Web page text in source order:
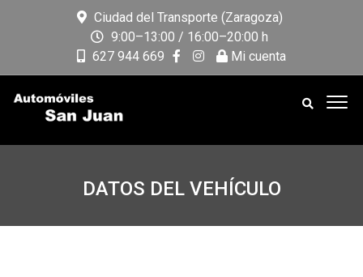
Ciudad del Transporte (Zaragoza)
9:00–13:00 / 16:00–20:00 h
627 944 669
Mi cuenta
DATOS DEL VEHÍCULO